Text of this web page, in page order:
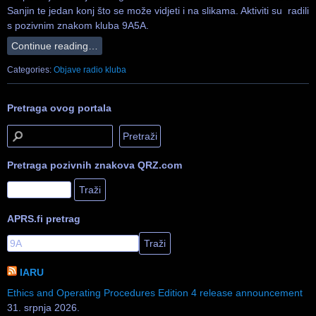
Sanjin te jedan konj što se može vidjeti i na slikama. Aktiviti su radili
s pozivnim znakom kluba 9A5A.
Continue reading…
Categories: Objave radio kluba
Pretraga ovog portala
Pretraga pozivnih znakova QRZ.com
APRS.fi pretrag
IARU
Ethics and Operating Procedures Edition 4 release announcement
31. srpnja 2026.